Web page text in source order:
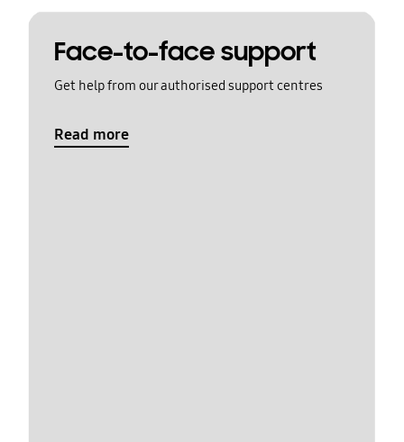
Face-to-face support
Get help from our authorised support centres
Read more